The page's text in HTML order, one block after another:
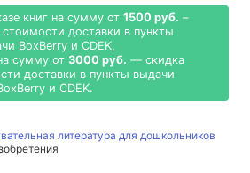
книг на сумму от 1500 руб. –
стоимости доставки в пункты
BoxBerry и CDEK,
сумму от 3000 руб. — скидка
доставки в пункты выдачи
и CDEK.
литература для дошкольников